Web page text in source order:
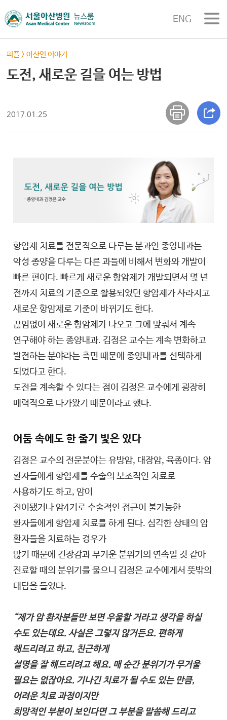
ENG
피플>아산인 이야기
도전, 새로운 길을 여는 방법
2017.01.25
항암제 치료를 전문적으로 다루는 분과인 종양내과는
악성 종양을 다루는 다른 과들에 비해서 변화와 개발이
빠른 편이다. 빠르게 새로운 항암제가 개발되면서 몇 년
전까지 치료의 기준으로 활용되었던 항암제가 사라지고
새로운 항암제로 기준이 바뀌기도 한다.
끊임없이 새로운 항암제가 나오고 그에 맞춰서 계속
연구해야 하는 종양내과. 김정은 교수는 계속 변화하고
발전하는 분야라는 측면 때문에 종양내과를 선택하게
되었다고 한다.
도전을 계속할 수 있다는 점이 김정은 교수에게 굉장히
매력적으로 다가왔기 때문이라고 했다.
어둠 속에도 한 줄기 빛은 있다
김정은 교수의 전문분야는 유방암, 대장암, 육종이다. 암
환자들에게 항암제를 수술의 보조적인 치료로
사용하기도 하고, 암이
전이됐거나 암4기로 수술적인 접근이 불가능한
환자들에게 항암제 치료를 하게 된다. 심각한 상태의 암
환자들을 치료하는 경우가
많기 때문에 긴장감과 무거운 분위기의 연속일 것 같아
진료할 때의 분위기를 물으니 김정은 교수에게서 뜻밖의
대답을 들었다.
“제가 암 환자분들만 보면 우울할 거라고 생각을 하실
수도 있는데요. 사실은 그렇지 않거든요. 편하게
해드리려고 하고, 친근하게
설명을 잘 해드리려고 해요. 매 순간 분위기가 무거울
필요는 없잖아요. 기나긴 치료가 될 수도 있는 만큼,
어려운 치료 과정이지만
희망적인 부분이 보인다면 그 부분을 말씀해 드리고